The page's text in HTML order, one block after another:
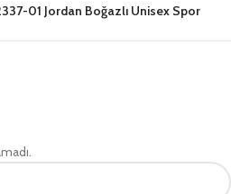
01 Jordan Boğazlı Unisex Spor